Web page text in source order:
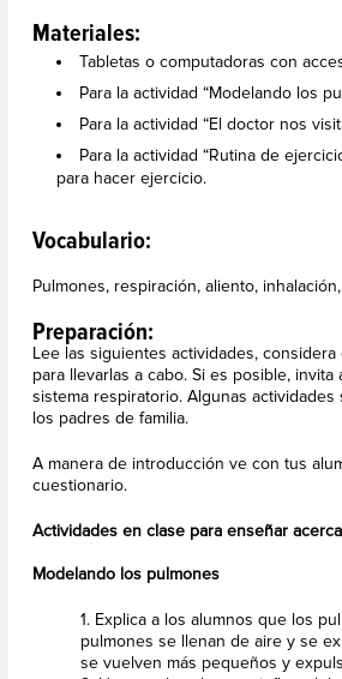
Materiales:
Tabletas o computadoras con
Para la actividad “Modelando los
Para la actividad “El doctor nos
Para la actividad “Rutina de
para hacer ejercicio.
Vocabulario:
Pulmones, respiración, aliento,
Preparación:
Lee las siguientes actividades,
para llevarlas a cabo. Si es posible,
sistema respiratorio. Algunas
los padres de familia.
A manera de introducción ve con tus
cuestionario.
Actividades en clase para enseñar
Modelando los pulmones
1. Explica a los alumnos que los
pulmones se llenan de aire y se
se vuelven más pequeños y